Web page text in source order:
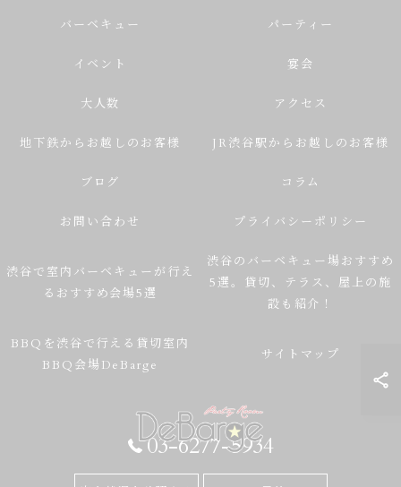
03-6277-5934
バーベキュー パーティー
イベント 宴会
大人数 アクセス
地下鉄からお越しのお客様 JR渋谷駅からお越しのお客様
ブログ コラム
お問い合わせ プライバシーポリシー
渋谷で室内バーベキューが行え
るおすすめ会場5選
渋谷のバーベキュー場おすすめ
5選。貸切、テラス、屋上の施
設も紹介！
BBQを渋谷で行える貸切室内
BBQ会場DeBarge
サイトマップ